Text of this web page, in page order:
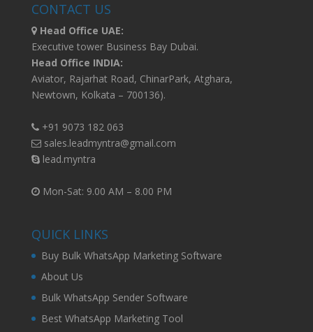
CONTACT US
Head Office UAE:
Executive tower Business Bay Dubai.
Head Office INDIA:
Aviator, Rajarhat Road, ChinarPark, Atghara,
Newtown, Kolkata – 700136).
+91 9073 182 063
sales.leadmyntra@gmail.com
lead.myntra
Mon-Sat: 9.00 AM – 8.00 PM
QUICK LINKS
Buy Bulk WhatsApp Marketing Software
About Us
Bulk WhatsApp Sender Software
Best WhatsApp Marketing Tool